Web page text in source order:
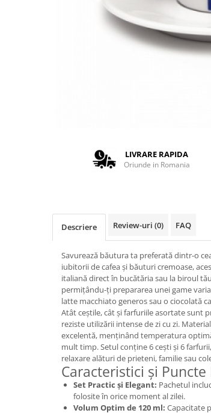
Pliculete Zahar si Miere
Stabilizatoare tensiune
Piese schimb espressoare
Accesorii si intretinere
LIVRARE RAPIDA
Oriunde in Romania
Descriere Review-uri (0) FAQ
Savurează băutura ta preferată dintr-o
iubitorii de cafea și băuturi cremoase,
italiană direct în bucătăria sau la biroul
permițându-ți prepararea unei game
latte macchiato generos sau o ciocolată
Atât ceștile, cât și farfuriile asortate sunt
reziste utilizării intense de zi cu zi.
excelentă, menținând temperatura
mult timp. Setul conține 6 cești și 6
relaxare alături de prieteni, familie sau
Caracteristici și Puncte
Set Practic și Elegant: Pachetul
folosite în orice moment al zilei.
Volum Optim de 120 ml: Capacitate